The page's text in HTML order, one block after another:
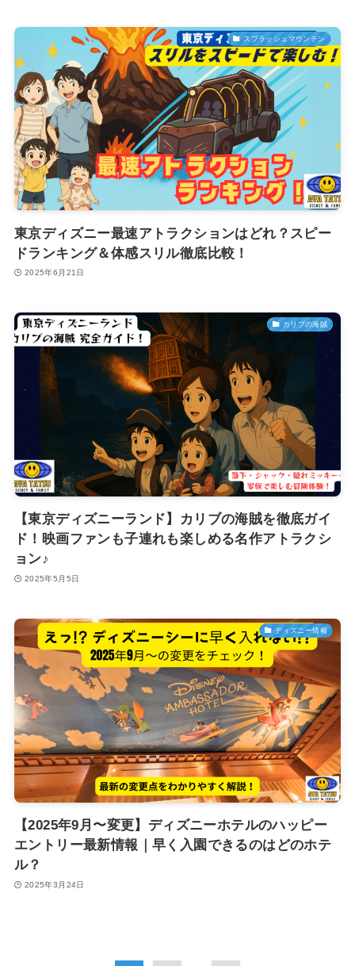
スプラッシュマウンテン
東京ディズニー最速アトラクションはどれ？スピー
ドランキング＆体感スリル徹底比較！
2025年6月21日
カリブの海賊
【東京ディズニーランド】カリブの海賊を徹底ガイ
ド！映画ファンも子連れも楽しめる名作アトラクシ
ョン♪
2025年5月5日
ディズニー情報
【2025年9月〜変更】ディズニーホテルのハッピー
エントリー最新情報｜早く入園できるのはどのホテ
ル？
2025年3月24日